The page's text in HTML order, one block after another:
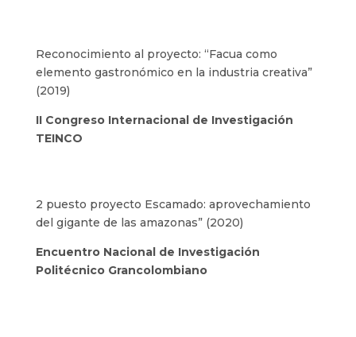
Reconocimiento al proyecto: “Facua como
elemento gastronómico en la industria creativa”
(2019)
II Congreso Internacional de Investigación
TEINCO
2 puesto proyecto Escamado: aprovechamiento
del gigante de las amazonas” (2020)
Encuentro Nacional de Investigación
Politécnico Grancolombiano